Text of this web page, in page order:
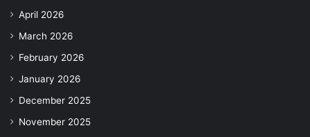
April 2026
March 2026
February 2026
January 2026
December 2025
November 2025